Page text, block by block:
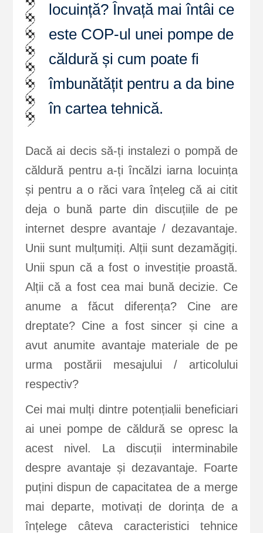
locuință? Învață mai întâi ce
este COP-ul unei pompe de
căldură și cum poate fi
îmbunătățit pentru a da bine
în cartea tehnică.
Dacă ai decis să-ți instalezi o pompă de
căldură pentru a-ți încălzi iarna locuința
și pentru a o răci vara înțeleg că ai citit
deja o bună parte din discuțiile de pe
internet despre avantaje / dezavantaje.
Unii sunt mulțumiți. Alții sunt dezamăgiți.
Unii spun că a fost o investiție proastă.
Alții că a fost cea mai bună decizie. Ce
anume a făcut diferența? Cine are
dreptate? Cine a fost sincer și cine a
avut anumite avantaje materiale de pe
urma postării mesajului / articolului
respectiv?
Cei mai mulți dintre potențialii beneficiari
ai unei pompe de căldură se opresc la
acest nivel. La discuții interminabile
despre avantaje și dezavantaje. Foarte
puțini dispun de capacitatea de a merge
mai departe, motivați de dorința de a
înțelege câteva caracteristici tehnice